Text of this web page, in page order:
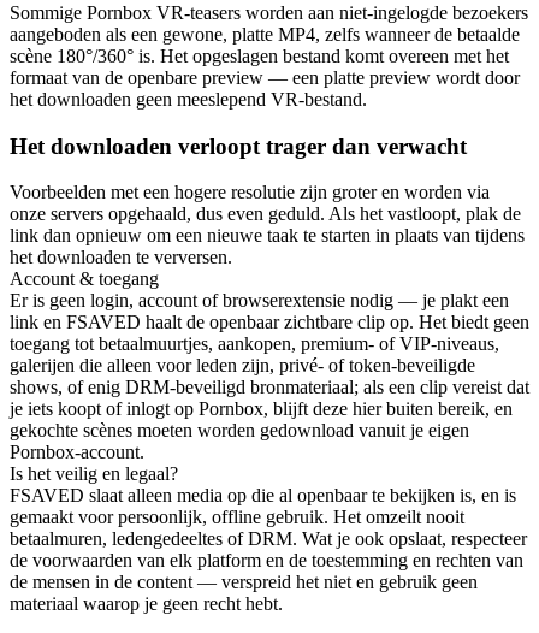
Sommige Pornbox VR-teasers worden aan niet-ingelogde bezoekers
aangeboden als een gewone, platte MP4, zelfs wanneer de betaalde
scène 180°/360° is. Het opgeslagen bestand komt overeen met het
formaat van de openbare preview — een platte preview wordt door
het downloaden geen meeslepend VR-bestand.
Het downloaden verloopt trager dan verwacht
Voorbeelden met een hogere resolutie zijn groter en worden via
onze servers opgehaald, dus even geduld. Als het vastloopt, plak de
link dan opnieuw om een nieuwe taak te starten in plaats van tijdens
het downloaden te verversen.
Account & toegang
Er is geen login, account of browserextensie nodig — je plakt een
link en FSAVED haalt de openbaar zichtbare clip op. Het biedt geen
toegang tot betaalmuurtjes, aankopen, premium- of VIP-niveaus,
galerijen die alleen voor leden zijn, privé- of token-beveiligde
shows, of enig DRM-beveiligd bronmateriaal; als een clip vereist dat
je iets koopt of inlogt op Pornbox, blijft deze hier buiten bereik, en
gekochte scènes moeten worden gedownload vanuit je eigen
Pornbox-account.
Is het veilig en legaal?
FSAVED slaat alleen media op die al openbaar te bekijken is, en is
gemaakt voor persoonlijk, offline gebruik. Het omzeilt nooit
betaalmuren, ledengedeeltes of DRM. Wat je ook opslaat, respecteer
de voorwaarden van elk platform en de toestemming en rechten van
de mensen in de content — verspreid het niet en gebruik geen
materiaal waarop je geen recht hebt.